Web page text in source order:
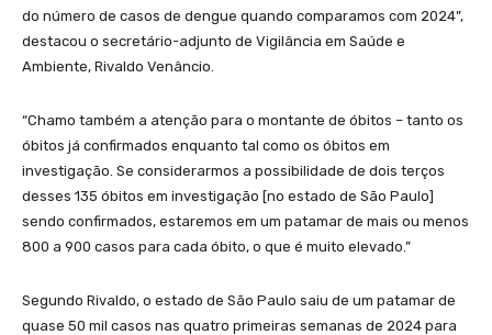
do número de casos de dengue quando comparamos com 2024”,
destacou o secretário-adjunto de Vigilância em Saúde e
Ambiente, Rivaldo Venâncio.
“Chamo também a atenção para o montante de óbitos – tanto os
óbitos já confirmados enquanto tal como os óbitos em
investigação. Se considerarmos a possibilidade de dois terços
desses 135 óbitos em investigação [no estado de São Paulo]
sendo confirmados, estaremos em um patamar de mais ou menos
800 a 900 casos para cada óbito, o que é muito elevado.”
Segundo Rivaldo, o estado de São Paulo saiu de um patamar de
quase 50 mil casos nas quatro primeiras semanas de 2024 para